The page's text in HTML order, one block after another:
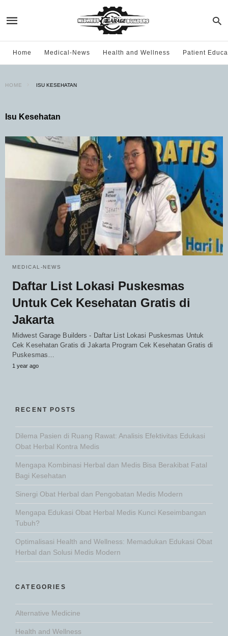
Home Medical-News Health and Wellness Patient
HOME ISU KESEHATAN
Isu Kesehatan
MEDICAL-NEWS
Daftar List Lokasi Puskesmas
Untuk Cek Kesehatan Gratis di
Jakarta
Midwest Garage Builders - Daftar List Lokasi Puskesmas Untuk
Cek Kesehatan Gratis di Jakarta Program Cek Kesehatan Gratis di
Puskesmas…
1 year ago
RECENT POSTS
Dilema Pasien di Ruang Rawat: Analisis Efektivitas Edukasi
Obat Herbal Kontra Medis
Mengapa Kombinasi Herbal dan Medis Bisa Berakibat Fatal
Bagi Kesehatan
Sinergi Obat Herbal dan Pengobatan Medis Modern
Mengapa Edukasi Obat Herbal Medis Kunci Keseimbangan
Tubuh?
Optimalisasi Health and Wellness: Memadukan Edukasi Obat
Herbal dan Solusi Medis Modern
CATEGORIES
Alternative Medicine
Health and Wellness